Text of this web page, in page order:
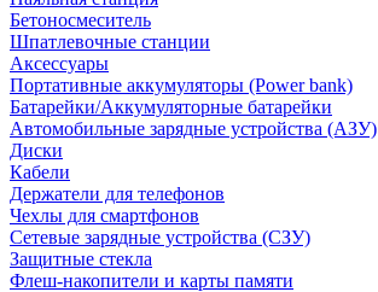
Бетоносмеситель
Шпатлевочные станции
Аксессуары
Портативные аккумуляторы (Power bank)
Батарейки/Аккумуляторные батарейки
Автомобильные зарядные устройства (АЗУ)
Диски
Кабели
Держатели для телефонов
Чехлы для смартфонов
Сетевые зарядные устройства (СЗУ)
Защитные стекла
Флеш-накопители и карты памяти